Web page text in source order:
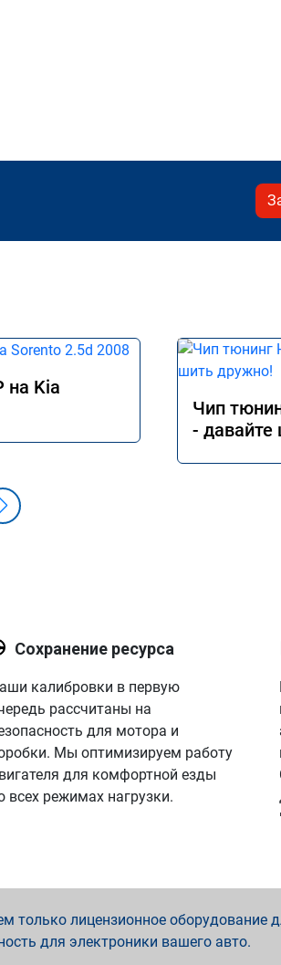
на Kia
Чип
-
Сохранение ресурса
калибровки в первую
рассчитаны на
для мотора и
Мы оптимизируем работу
для комфортной езды
всех режимах нагрузки.
лицензионное оборудование
для электроники вашего авто.